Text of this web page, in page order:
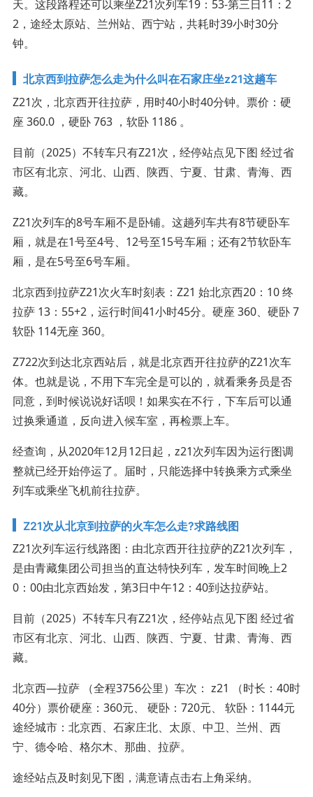
天。这段路程还可以乘坐Z21次列车19：53-第三日11：2
2，途经太原站、兰州站、西宁站，共耗时39小时30分
钟。
北京西到拉萨怎么走为什么叫在石家庄坐z21这趟车
Z21次，北京西开往拉萨，用时40小时40分钟。票价：硬
座 360.0 ，硬卧 763 ，软卧 1186 。
目前（2025）不转车只有Z21次，经停站点见下图 经过省
市区有北京、河北、山西、陕西、宁夏、甘肃、青海、西
藏。
Z21次列车的8号车厢不是卧铺。这趟列车共有8节硬卧车
厢，就是在1号至4号、12号至15号车厢；还有2节软卧车
厢，是在5号至6号车厢。
北京西到拉萨Z21次火车时刻表：Z21 始北京西20：10 终
拉萨 13：55+2，运行时间41小时45分。硬座 360、硬卧 7
软卧 114无座 360。
Z722次到达北京西站后，就是北京西开往拉萨的Z21次车
体。也就是说，不用下车完全是可以的，就看乘务员是否
同意，到时候说说好话呗！如果实在不行，下车后可以通
过换乘通道，反向进入候车室，再检票上车。
经查询，从2020年12月12日起，z21次列车因为运行图调
整就已经开始停运了。届时，只能选择中转换乘方式乘坐
列车或乘坐飞机前往拉萨。
Z21次从北京到拉萨的火车怎么走?求路线图
Z21次列车运行线路图：由北京西开往拉萨的Z21次列车，
是由青藏集团公司担当的直达特快列车，发车时间晚上2
0：00由北京西始发，第3日中午12：40到达拉萨站。
目前（2025）不转车只有Z21次，经停站点见下图 经过省
市区有北京、河北、山西、陕西、宁夏、甘肃、青海、西
藏。
北京西―拉萨 （全程3756公里）车次： z21 （时长：40时
40分）票价硬座：360元、 硬卧：720元、 软卧：1144元
途经城市：北京西、石家庄北、太原、中卫、兰州、西
宁、德令哈、格尔木、那曲、拉萨。
途经站点及时刻见下图，满意请点击右上角采纳。